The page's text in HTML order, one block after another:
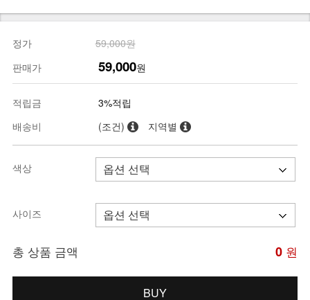
정가
59,000원
판매가
59,000원
적립금
3%적립
배송비
(조건) 지역별
색상
사이즈
총 상품 금액 0 원
BUY